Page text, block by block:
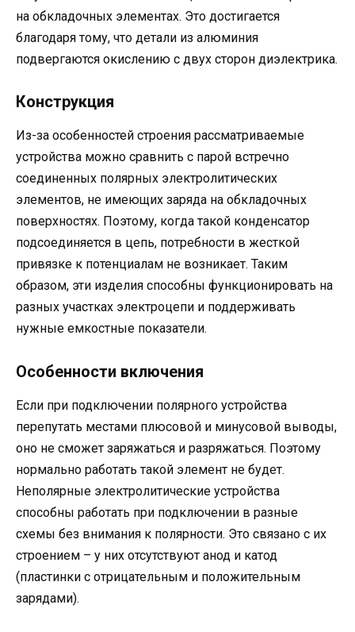
на обкладочных элементах. Это достигается
благодаря тому, что детали из алюминия
подвергаются окислению с двух сторон диэлектрика.
Конструкция
Из-за особенностей строения рассматриваемые
устройства можно сравнить с парой встречно
соединенных полярных электролитических
элементов, не имеющих заряда на обкладочных
поверхностях. Поэтому, когда такой конденсатор
подсоединяется в цепь, потребности в жесткой
привязке к потенциалам не возникает. Таким
образом, эти изделия способны функционировать на
разных участках электроцепи и поддерживать
нужные емкостные показатели.
Особенности включения
Если при подключении полярного устройства
перепутать местами плюсовой и минусовой выводы,
оно не сможет заряжаться и разряжаться. Поэтому
нормально работать такой элемент не будет.
Неполярные электролитические устройства
способны работать при подключении в разные
схемы без внимания к полярности. Это связано с их
строением – у них отсутствуют анод и катод
(пластинки с отрицательным и положительным
зарядами).